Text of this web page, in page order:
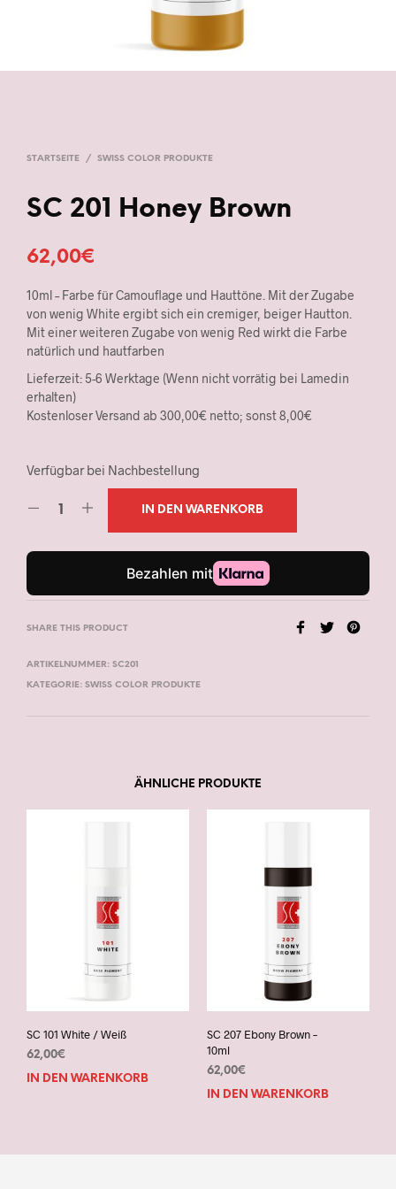
STARTSEITE / SWISS COLOR PRODUKTE
SC 201 Honey Brown
62,00€
10ml – Farbe für Camouflage und Hauttöne. Mit der Zugabe
von wenig White ergibt sich ein cremiger, beiger Hautton.
Mit einer weiteren Zugabe von wenig Red wirkt die Farbe
natürlich und hautfarben
Lieferzeit: 5-6 Werktage (Wenn nicht vorrätig bei Lamedin
erhalten)
Kostenloser Versand ab 300,00€ netto; sonst 8,00€
Verfügbar bei Nachbestellung
IN DEN WARENKORB
SHARE THIS PRODUCT
ARTIKELNUMMER: SC201
KATEGORIE: SWISS COLOR PRODUKTE
ÄHNLICHE PRODUKTE
SC 101 White / Weiß
62,00€
IN DEN WARENKORB
SC 207 Ebony Brown –
10ml
62,00€
IN DEN WARENKORB